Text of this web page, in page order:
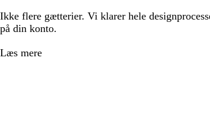
Ikke flere gætterier. Vi klarer hele
på din konto.
Læs mere